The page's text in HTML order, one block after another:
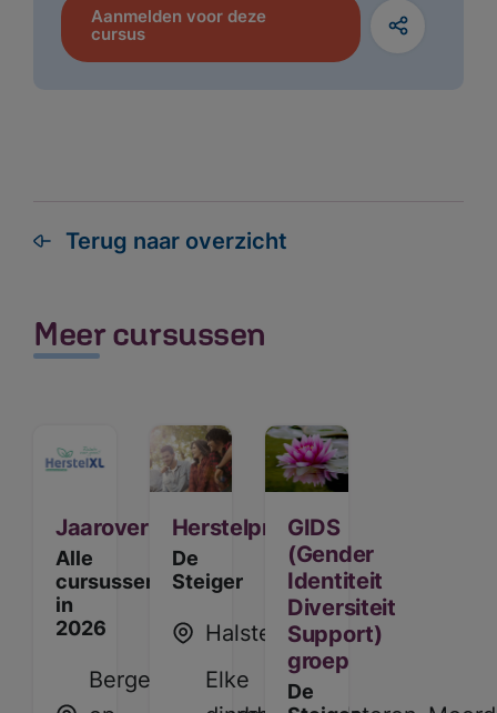
Wachttijden
Aanmelden voor deze
cursus
Terug naar overzicht
Meer cursussen
Jaaroverzicht
Alle
cursussen
in
2026
Bergen
Herstelproeverij
De
Steiger
Halsteren
Elke
GIDS
(Gender
Identiteit
Diversiteit
Support)
groep
De